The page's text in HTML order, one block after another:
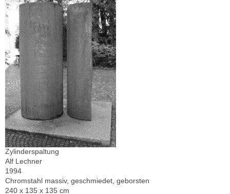
Zylinderspaltung
Alf Lechner
1994
Chromstahl massiv, geschmiedet, geborsten
240 x 135 x 135 cm